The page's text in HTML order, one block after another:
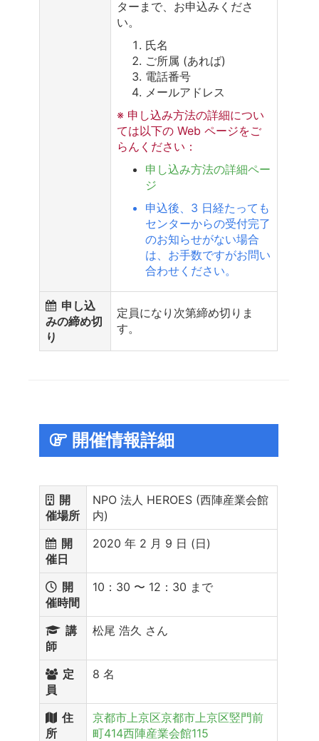
ターまで、お申込みくださ
い。
氏名
ご所属 (あれば)
電話番号
メールアドレス
※ 申し込み方法の詳細につい
ては以下の Web ページをご
らんください：
申し込み方法の詳細ペー
ジ
申込後、3 日経たっても
センターからの受付完了
のお知らせがない場合
は、お手数ですがお問い
合わせください。
申し込
みの締め切
り
定員になり次第締め切りま
す。
開催情報詳細
開
催場所
NPO 法人 HEROES (西陣産業会館
内)
開
催日
2020 年 2 月 9 日 (日)
開
催時間
10：30 〜 12：30 まで
講
師
松尾 浩久 さん
定
員
8 名
住
所
京都市上京区京都市上京区竪門前
町414西陣産業会館115